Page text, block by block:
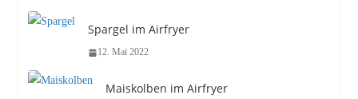
Spargel im Airfryer
12. Mai 2022
Maiskolben im Airfryer